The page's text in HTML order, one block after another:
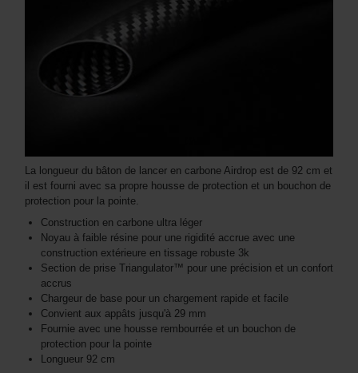
La longueur du bâton de lancer en carbone Airdrop est de 92 cm et
il est fourni avec sa propre housse de protection et un bouchon de
protection pour la pointe.
Construction en carbone ultra léger
Noyau à faible résine pour une rigidité accrue avec une
construction extérieure en tissage robuste 3k
Section de prise Triangulator™ pour une précision et un confort
accrus
Chargeur de base pour un chargement rapide et facile
Convient aux appâts jusqu'à 29 mm
Fournie avec une housse rembourrée et un bouchon de
protection pour la pointe
Longueur 92 cm